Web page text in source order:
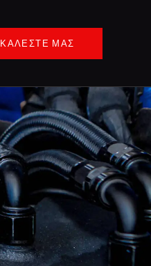
ΚΑΛΈΣΤΕ ΜΑΣ